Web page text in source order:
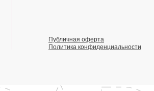
Политика конфиденциальности
Публичная оферта